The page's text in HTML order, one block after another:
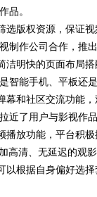
品。
选版权资源，保证
制作公司合作，推
洁明快的页面布局
智能手机、平板还
幕和社区交流功能
近了用户与影视作
播放功能，平台积
高清、无延迟的观
以根据自身偏好选